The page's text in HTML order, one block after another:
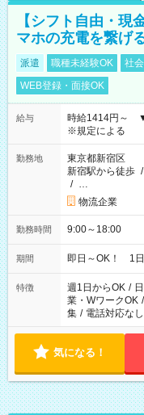
【シフト自由・
マホの充電を繋げ
派遣 職種未経験OK 社
WEB登録・面接OK
給与
時給1414円～
※規定による
勤務地
東京都新宿区
新宿駅から徒歩 /
/ …
物流企業
勤務時間 9:00～18:00
期間 即日～OK！ 1日
特徴 週1日からOK /
業・WワークOK /
集 / 電話対応なし
気になる！